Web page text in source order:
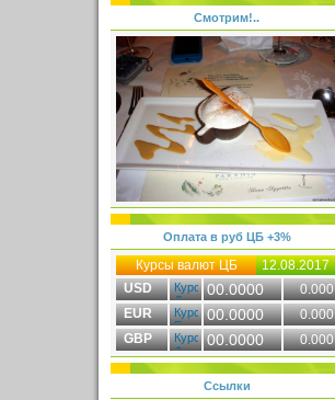
Смотрим!..
Оплата в руб ЦБ +3%
Курсы валют ЦБ
12.08.2017
USD
00.0000
0.000
EUR
00.0000
0.000
GBP
00.0000 0.000
Ссылки